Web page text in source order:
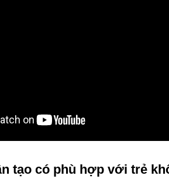
tạo có phù hợp với trẻ